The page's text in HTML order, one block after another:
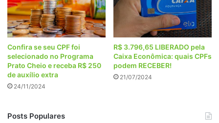
Confira se seu CPF foi
selecionado no Programa
Prato Cheio e receba R$ 250
de auxílio extra
24/11/2024
R$ 3.796,65 LIBERADO pela
Caixa Econômica: quais CPFs
podem RECEBER!
21/07/2024
Posts Populares